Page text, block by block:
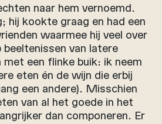
naar hem vernoemd.
hij kookte graag en had een
waarmee hij veel over
van latere
een flinke buik: ik neem
eten én de wijn die erbij
een andere). Misschien
van al het goede in het
dan componeren. Er